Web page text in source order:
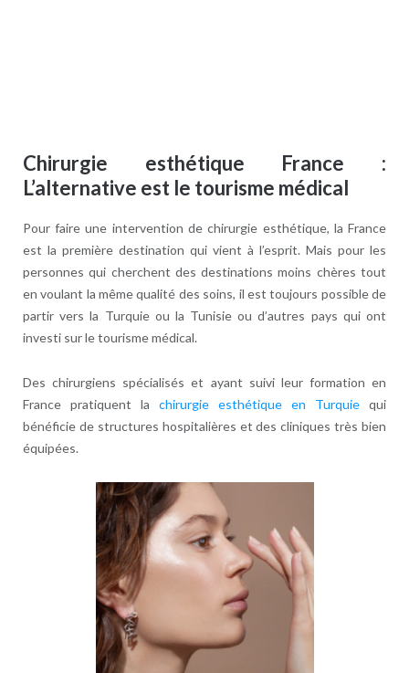
Chirurgie esthétique France :
L’alternative est le tourisme médical
Pour faire une intervention de chirurgie esthétique, la France
est la première destination qui vient à l’esprit. Mais pour les
personnes qui cherchent des destinations moins chères tout
en voulant la même qualité des soins, il est toujours possible de
partir vers la Turquie ou la Tunisie ou d’autres pays qui ont
investi sur le tourisme médical.
Des chirurgiens spécialisés et ayant suivi leur formation en
France pratiquent la chirurgie esthétique en Turquie qui
bénéficie de structures hospitalières et des cliniques très bien
équipées.